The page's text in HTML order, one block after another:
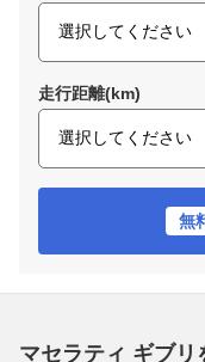
走行距離(km)
無
マセラティ ギブリ